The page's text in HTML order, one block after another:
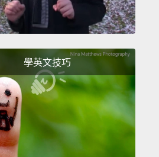
thing is the story behind
to something that's
也是最新的其中一間，那
兩位藝術家所創立的。他們
紀念品。你走進去後，就
的是其後的故事，從很深沉
學英文技巧